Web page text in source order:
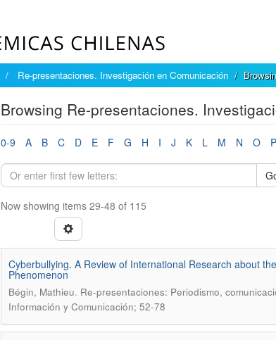
Re-presentaciones. Investigación en Comunicación
Browsing Re-presentaciones.
0-9 A B C D E F G H I J K L M N O P
Now showing items 29-48 of 115
Cyberbullying. A Review of International Research about
Phenomenon
Bégin, Mathieu. Re-presentaciones: Periodismo,
Información y Comunicación; 52-78